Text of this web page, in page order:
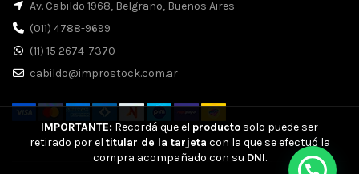
Av. Cabildo 1968, Belgrano, Buenos Aires
(011) 4788-9699
(11) 15 2674-7370
cabildo@improstock.com.ar
IMPORTANTE: Recordá que el producto solo puede ser
retirado por el titular de la tarjeta con la que se efectuó la
compra acompañado con su DNI.